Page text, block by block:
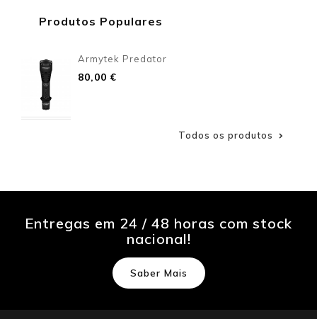
Produtos Populares
Armytek Predator
80,00 €
Todos os produtos 
Entregas em 24 / 48 horas com stock
nacional!
Saber Mais